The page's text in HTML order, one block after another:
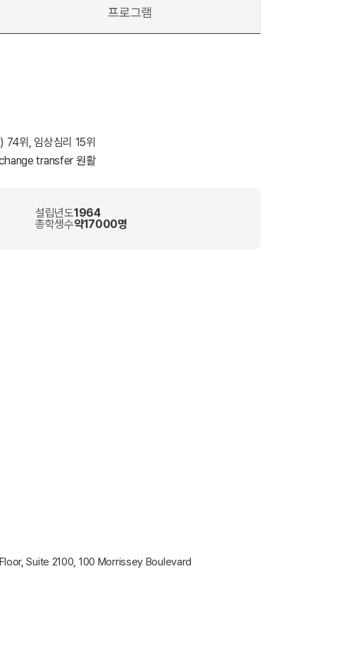
프로그램
위, 임상심리 15위
transfer 원활
설립년도1964
총학생수약17000명
Suite 2100, 100 Morrissey Boulevard